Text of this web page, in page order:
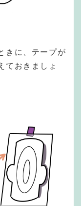
きに、テープが
ておきましょ